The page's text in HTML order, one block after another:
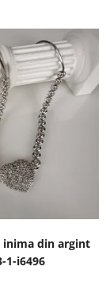
inima din argint
1-i6496